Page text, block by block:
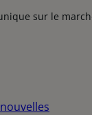
sur le